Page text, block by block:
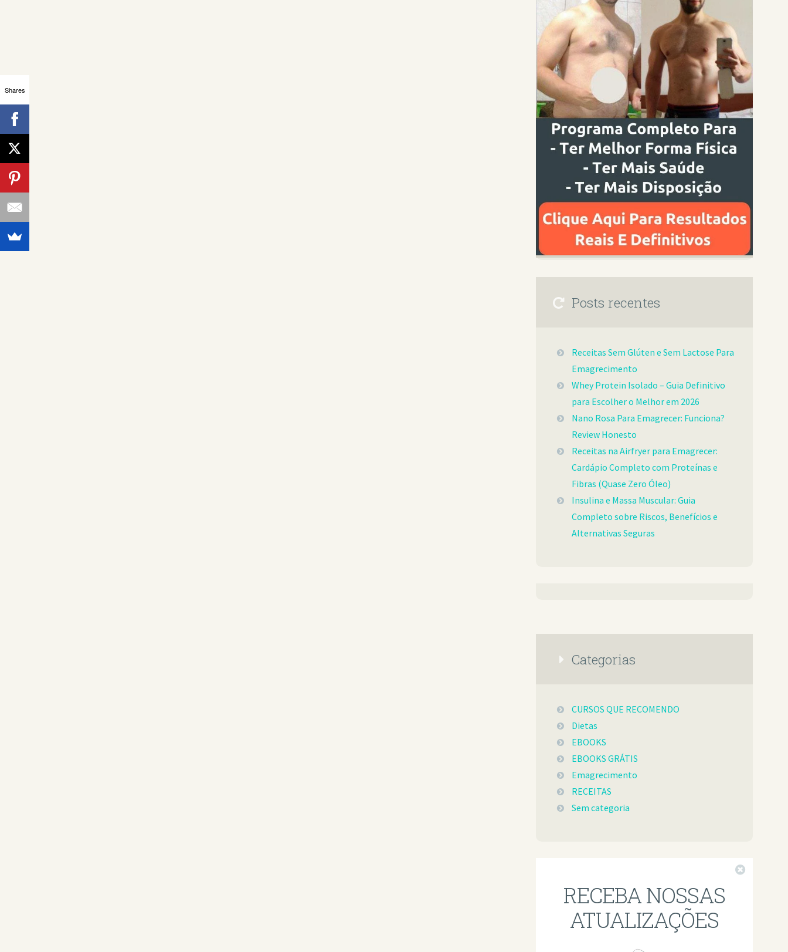
Posts recentes
Receitas Sem Glúten e Sem Lactose Para
Emagrecimento
Whey Protein Isolado – Guia Definitivo
para Escolher o Melhor em 2026
Nano Rosa Para Emagrecer: Funciona?
Review Honesto
Receitas na Airfryer para Emagrecer:
Cardápio Completo com Proteínas e
Fibras (Quase Zero Óleo)
Insulina e Massa Muscular: Guia
Completo sobre Riscos, Benefícios e
Alternativas Seguras
Categorias
CURSOS QUE RECOMENDO
Dietas
EBOOKS
EBOOKS GRÁTIS
Emagrecimento
RECEITAS
Sem categoria
RECEBA NOSSAS
ATUALIZAÇÕES
Shares